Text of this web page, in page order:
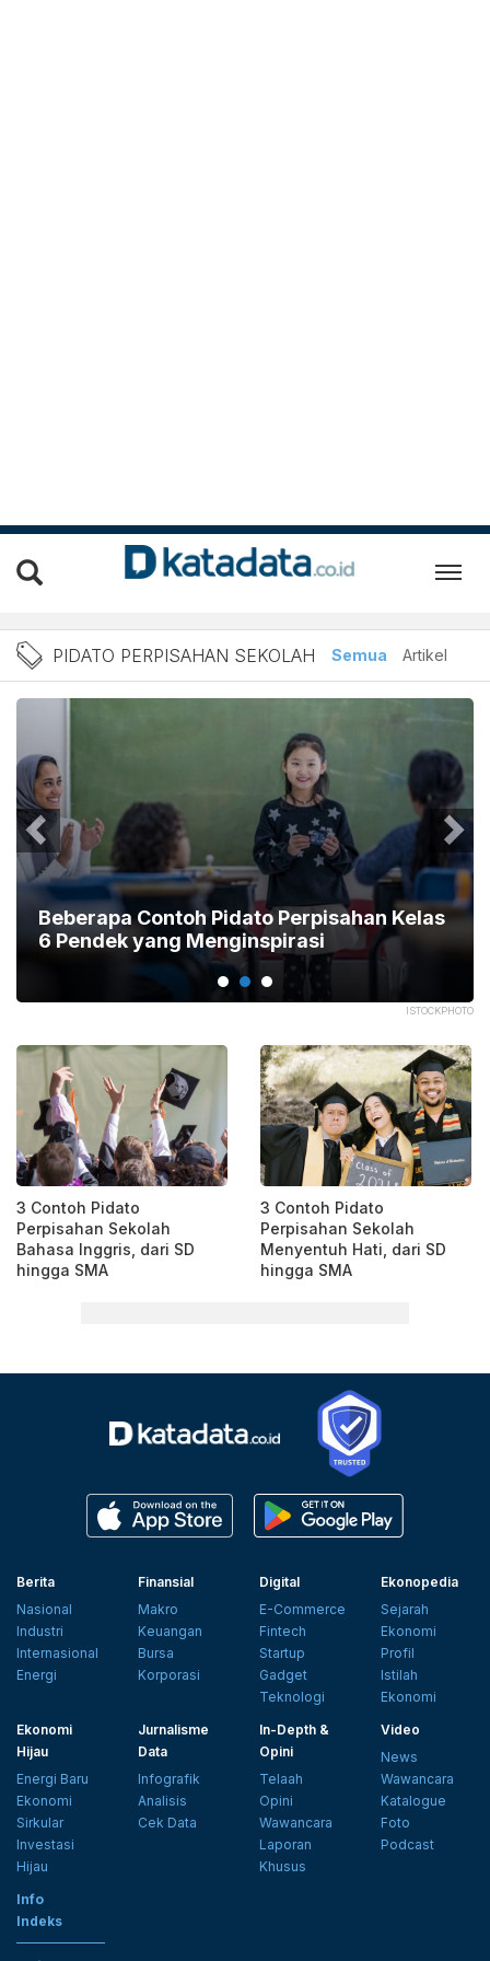
Berita Pidato
PIDATO PERPISAHAN SEKOLAH Semua Artikel
ISTOCKPHOTO
Beberapa Contoh Pidato Perpisahan Kelas
6 Pendek yang Menginspirasi
3 Contoh Pidato
Perpisahan Sekolah
Bahasa Inggris, dari SD
hingga SMA
3 Contoh Pidato
Perpisahan Sekolah
Menyentuh Hati, dari SD
hingga SMA
Berita
Nasional
Industri
Internasional
Energi
Finansial
Makro
Keuangan
Bursa
Korporasi
Digital
E-Commerce
Fintech
Startup
Gadget
Teknologi
Ekonopedia
Sejarah
Ekonomi
Profil
Istilah
Ekonomi
Ekonomi
Hijau
Energi Baru
Ekonomi
Sirkular
Investasi
Hijau
Jurnalisme
Data
Infografik
Analisis
Cek Data
In-Depth &
Opini
Telaah
Opini
Wawancara
Laporan
Khusus
Video
News
Wawancara
Katalogue
Foto
Podcast
Info
Indeks